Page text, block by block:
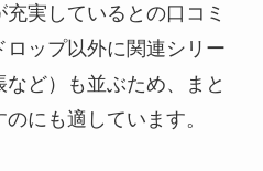
実しているとの口コミ
ロップ以外に関連シリー
ど）も並ぶため、まと
にも適しています。